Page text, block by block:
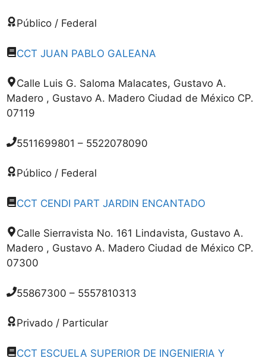
Público / Federal
CCT JUAN PABLO GALEANA
Calle Luis G. Saloma Malacates, Gustavo A.
Madero , Gustavo A. Madero Ciudad de México CP.
07119
5511699801 – 5522078090
Público / Federal
CCT CENDI PART JARDIN ENCANTADO
Calle Sierravista No. 161 Lindavista, Gustavo A.
Madero , Gustavo A. Madero Ciudad de México CP.
07300
55867300 – 5557810313
Privado / Particular
CCT ESCUELA SUPERIOR DE INGENIERIA Y